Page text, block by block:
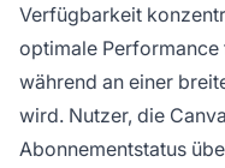
Verfügbarkeit
optimale Performance
während an einer
wird. Nutzer, die
Abonnementstatus